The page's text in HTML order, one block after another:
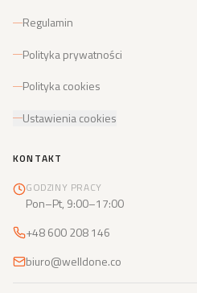
Regulamin
Polityka prywatności
Polityka cookies
Ustawienia cookies
KONTAKT
GODZINY PRACY
Pon–Pt, 9:00–17:00
+48 600 208 146
biuro@welldone.co